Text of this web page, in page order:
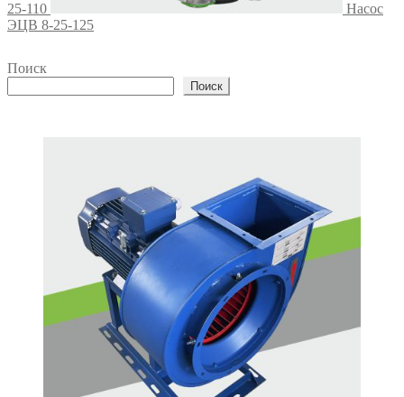
25-110
Насос
ЭЦВ 8-25-125
Поиск
Поиск